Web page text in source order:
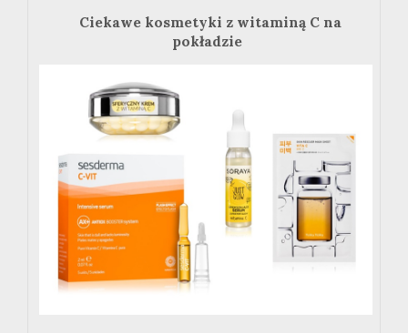
Ciekawe kosmetyki z witaminą C na
pokładzie